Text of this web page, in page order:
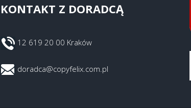
KONTAKT Z DORADCĄ
12 619 20 00 Kraków
doradca@copyfelix.com.pl